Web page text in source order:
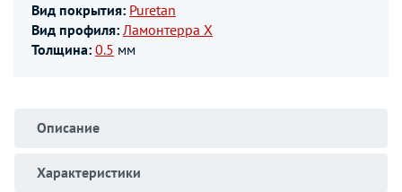
Вид покрытия: Puretan
Вид профиля: Ламонтерра Х
Толщина: 0.5 мм
Описание
Характеристики